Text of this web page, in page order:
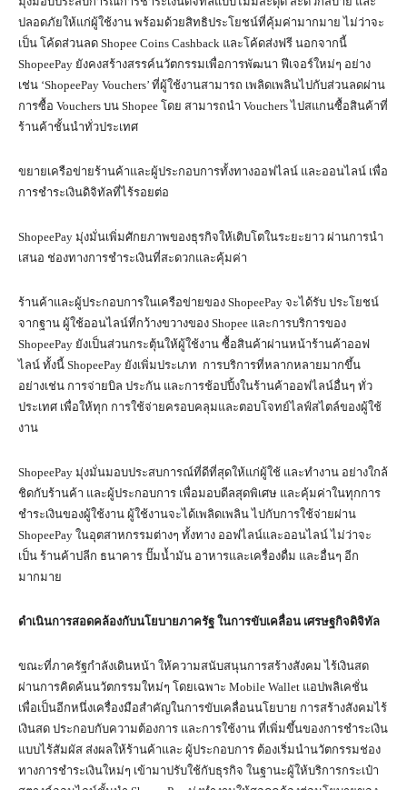
ปลอดภัยให้แก่ผู้ใช้งาน พร้อมด้วยสิทธิประโยชน์ที่คุ้มค่ามากมาย ไม่ว่าจะ
เป็น โค้ดส่วนลด Shopee Coins Cashback และโค้ดส่งฟรี นอกจากนี้
ShopeePay ยังคงสร้างสรรค์นวัตกรรมเพื่อการพัฒนา ฟีเจอร์ใหม่ๆ อย่าง
เช่น ‘ShopeePay Vouchers’ ที่ผู้ใช้งานสามารถ เพลิดเพลินไปกับส่วนลดผ่าน
การซื้อ Vouchers บน Shopee โดย สามารถนำ Vouchers ไปสแกนซื้อสินค้าที่
ร้านค้าชั้นนำทั่วประเทศ
ขยายเครือข่ายร้านค้าและผู้ประกอบการทั้งทางออฟไลน์ และออนไลน์ เพื่อ
การชำระเงินดิจิทัลที่ไร้รอยต่อ
ShopeePay มุ่งมั่นเพิ่มศักยภาพของธุรกิจให้เติบโตในระยะยาว ผ่านการนำ
เสนอ ช่องทางการชำระเงินที่สะดวกและคุ้มค่า
ร้านค้าและผู้ประกอบการในเครือข่ายของ ShopeePay จะได้รับ ประโยชน์
จากฐาน ผู้ใช้ออนไลน์ที่กว้างขวางของ Shopee และการบริการของ
ShopeePay ยังเป็นส่วนกระตุ้นให้ผู้ใช้งาน ซื้อสินค้าผ่านหน้าร้านค้าออฟ
ไลน์ ทั้งนี้ ShopeePay ยังเพิ่มประเภท การบริการที่หลากหลายมากขึ้น
อย่างเช่น การจ่ายบิล ประกัน และการช้อปปิ้งในร้านค้าออฟไลน์อื่นๆ ทั่ว
ประเทศ เพื่อให้ทุก การใช้จ่ายครอบคลุมและตอบโจทย์ไลฟ์สไตล์ของผู้ใช้
งาน
ShopeePay มุ่งมั่นมอบประสบการณ์ที่ดีที่สุดให้แก่ผู้ใช้ และทำงาน อย่างใกล้
ชิดกับร้านค้า และผู้ประกอบการ เพื่อมอบดีลสุดพิเศษ และคุ้มค่าในทุกการ
ชำระเงินของผู้ใช้งาน ผู้ใช้งานจะได้เพลิดเพลิน ไปกับการใช้จ่ายผ่าน
ShopeePay ในอุตสาหกรรมต่างๆ ทั้งทาง ออฟไลน์และออนไลน์ ไม่ว่าจะ
เป็น ร้านค้าปลีก ธนาคาร ปั๊มน้ำมัน อาหารและเครื่องดื่ม และอื่นๆ อีก
มากมาย
ดำเนินการสอดคล้องกับนโยบายภาครัฐ ในการขับเคลื่อน เศรษฐกิจดิจิทัล
ขณะที่ภาครัฐกำลังเดินหน้า ให้ความสนับสนุนการสร้างสังคม ไร้เงินสด
ผ่านการคิดค้นนวัตกรรมใหม่ๆ โดยเฉพาะ Mobile Wallet แอปพลิเคชั่น
เพื่อเป็นอีกหนึ่งเครื่องมือสำคัญในการขับเคลื่อนนโยบาย การสร้างสังคมไร้
เงินสด ประกอบกับความต้องการ และการใช้งาน ที่เพิ่มขึ้นของการชำระเงิน
แบบไร้สัมผัส ส่งผลให้ร้านค้าและ ผู้ประกอบการ ต้องเริ่มนำนวัตกรรมช่อง
ทางการชำระเงินใหม่ๆ เข้ามาปรับใช้กับธุรกิจ ในฐานะผู้ให้บริการกระเป๋า